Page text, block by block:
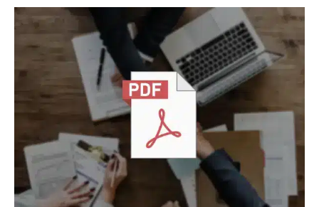
Inicio
TV en Vivo
Jalisco Noticias
Programación
Jalisco TV
Jalisco RADIO / En Vivo